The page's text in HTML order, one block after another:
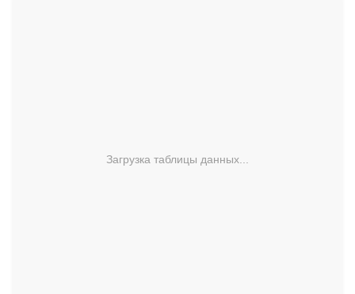
Загрузка таблицы данных...